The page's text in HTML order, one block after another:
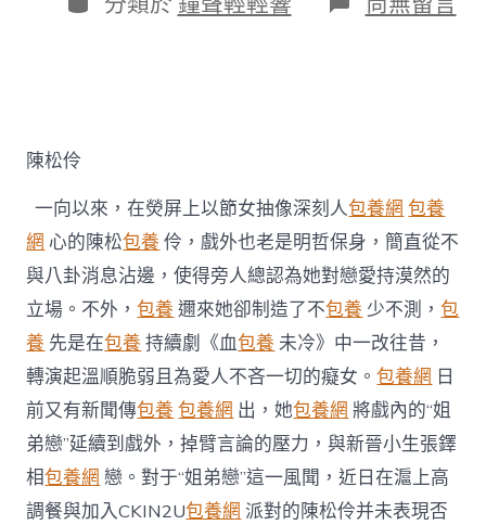
期
類 〈陳
姐
弟
戀
風
聞
戲
內
戲
外
皆
“為
愛
熄
滅”〉
中
陳松伶
一向以來，在熒屏上以節女抽像深刻人包養網 包養
網 心的陳松包養 伶，戲外也老是明哲保身，簡直從不
與八卦消息沾邊，使得旁人總認為她對戀愛持漠然的
立場。不外，包養 邇來她卻制造了不包養 少不測，包
養 先是在包養 持續劇《血包養 未冷》中一改往昔，
轉演起溫順脆弱且為愛人不吝一切的癡女。包養網 日
前又有新聞傳包養 包養網 出，她包養網 將戲內的“姐
弟戀”延續到戲外，掉臂言論的壓力，與新晉小生張鐸
相包養網 戀。對于“姐弟戀”這一風聞，近日在滬上高
調餐與加入CKIN2U包養網 派對的陳松伶并未表現否